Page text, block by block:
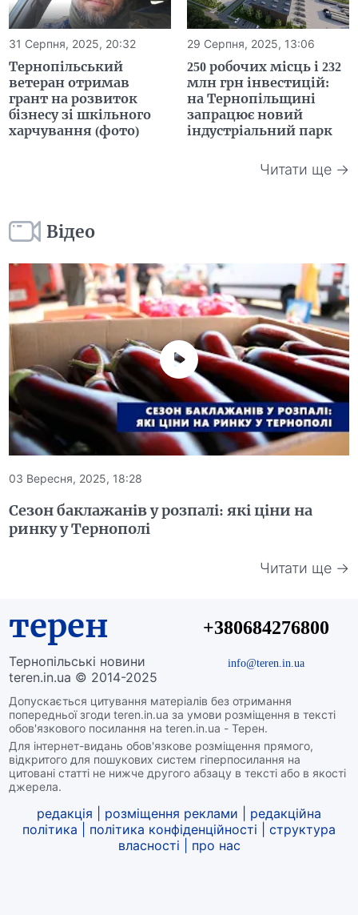
31 Серпня, 2025, 20:32
Тернопільський
ветеран отримав
грант на розвиток
бізнесу зі шкільного
харчування (фото)
29 Серпня, 2025, 13:06
250 робочих місць і 232
млн грн інвестицій:
на Тернопільщині
запрацює новий
індустріальний парк
Читати ще →
Відео
03 Вересня, 2025, 18:28
Сезон баклажанів у розпалі: які ціни на
ринку у Тернополі
Читати ще →
терен
Тернопільські новини
teren.in.ua © 2014-2025
Допускається цитування матеріалів без отримання
попередньої згоди teren.in.ua за умови розміщення в тексті
обов'язкового посилання на teren.in.ua - Терен.
Для інтернет-видань обов'язкове розміщення прямого,
відкритого для пошукових систем гіперпосилання на
цитовані статті не нижче другого абзацу в тексті або в якості
джерела.
+380684276800
info@teren.in.ua
редакція розміщення реклами
редакційна
політика
політика конфіденційності
структура
власності
про нас